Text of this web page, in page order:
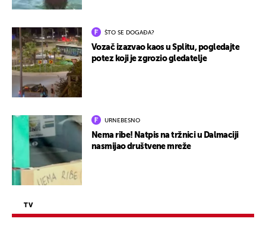
ŠTO SE DOGAĐA?
Vozač izazvao kaos u Splitu, pogledajte
potez koji je zgrozio gledatelje
URNEBESNO
Nema ribe! Natpis na tržnici u Dalmaciji
nasmijao društvene mreže
TV